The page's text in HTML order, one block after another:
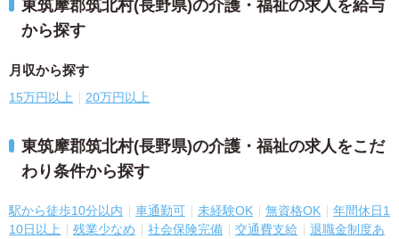
東筑摩郡筑北村(長野県)の介護・福祉の求人を給与
から探す
月収から探す
15万円以上 20万円以上
東筑摩郡筑北村(長野県)の介護・福祉の求人をこだ
わり条件から探す
駅から徒歩10分以内 車通勤可 未経験OK 無資格OK
年間休日1
10日以上
残業少なめ 社会保険完備 交通費支給
退職金制度あ